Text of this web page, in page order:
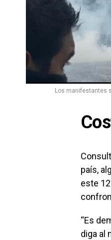
Los manifestantes
país,
este
“Es
diga al